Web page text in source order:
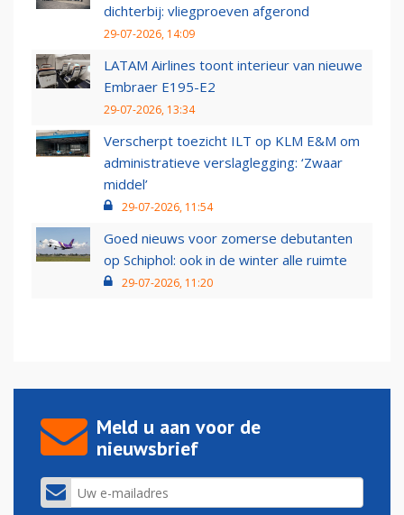
dichterbij: vliegproeven afgerond
29-07-2026, 14:09
LATAM Airlines toont interieur van nieuwe
Embraer E195-E2
29-07-2026, 13:34
Verscherpt toezicht ILT op KLM E&M om
administratieve verslaglegging: ‘Zwaar
middel’
29-07-2026, 11:54
Goed nieuws voor zomerse debutanten
op Schiphol: ook in de winter alle ruimte
29-07-2026, 11:20
Meld u aan voor de
nieuwsbrief